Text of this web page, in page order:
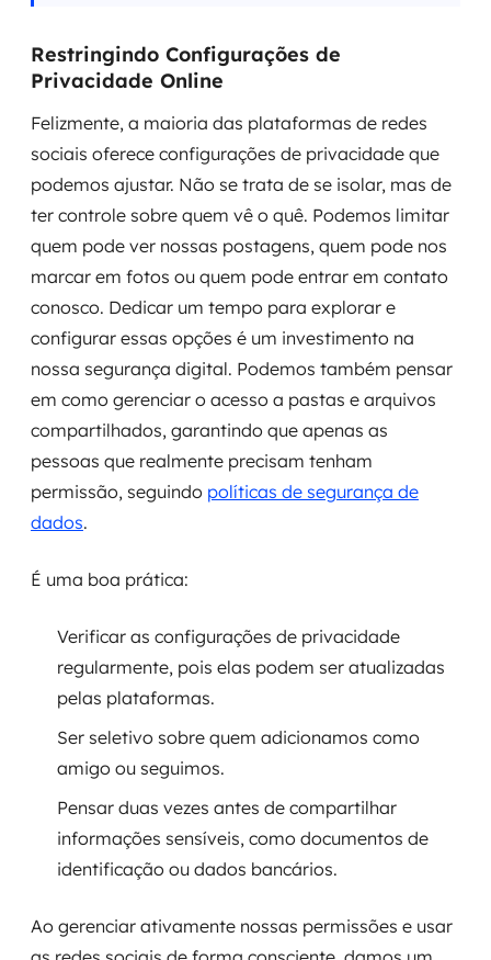
Restringindo Configurações de
Privacidade Online
Felizmente, a maioria das plataformas de redes
sociais oferece configurações de privacidade que
podemos ajustar. Não se trata de se isolar, mas de
ter controle sobre quem vê o quê. Podemos limitar
quem pode ver nossas postagens, quem pode nos
marcar em fotos ou quem pode entrar em contato
conosco. Dedicar um tempo para explorar e
configurar essas opções é um investimento na
nossa segurança digital. Podemos também pensar
em como gerenciar o acesso a pastas e arquivos
compartilhados, garantindo que apenas as
pessoas que realmente precisam tenham
permissão, seguindo políticas de segurança de
dados.
É uma boa prática:
Verificar as configurações de privacidade
regularmente, pois elas podem ser atualizadas
pelas plataformas.
Ser seletivo sobre quem adicionamos como
amigo ou seguimos.
Pensar duas vezes antes de compartilhar
informações sensíveis, como documentos de
identificação ou dados bancários.
Ao gerenciar ativamente nossas permissões e usar